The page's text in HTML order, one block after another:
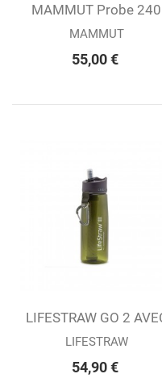
MAMMUT Probe 240
short
MAMMUT
55,00 €
LIFESTRAW GO 2
PAILLE...
LIFESTRAW
54,90 €